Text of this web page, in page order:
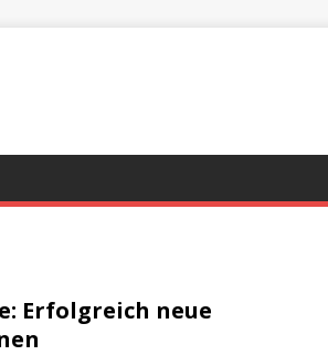
Erfolgreich neue